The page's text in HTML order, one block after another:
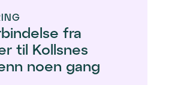
fra
til Kollsnes
noen gang